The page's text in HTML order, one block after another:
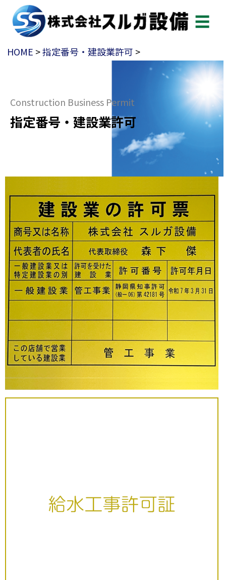
☰
HOME >指定番号・建設業許可 >
Construction Business Permit
指定番号・建設業許可